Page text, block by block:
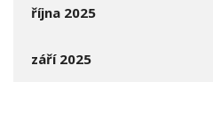
října 2025
září 2025